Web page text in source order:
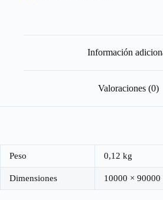
Información
Valoraciones (0)
Peso 0,12 kg
Dimensiones 10000 × 90000